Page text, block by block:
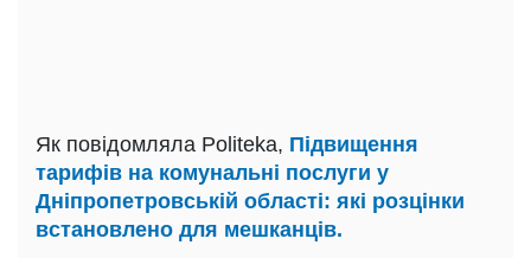
Як повідомляла Politeka, Підвищення
тарифів на комунальні послуги у
Дніпропетровській області: які розцінки
встановлено для мешканців.